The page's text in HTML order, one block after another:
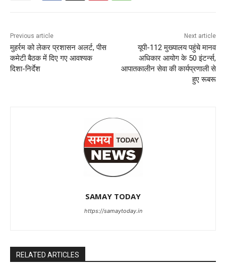
Previous article
मुहर्रम को लेकर प्रशासन अलर्ट, पीस
कमेटी बैठक में दिए गए आवश्यक
दिशा-निर्देश
Next article
यूपी-112 मुख्यालय पहुंचे मानव
अधिकार आयोग के 50 इंटर्न्स,
आपातकालीन सेवा की कार्यप्रणाली से
हुए रूबरू
SAMAY TODAY
https://samaytoday.in
RELATED ARTICLES